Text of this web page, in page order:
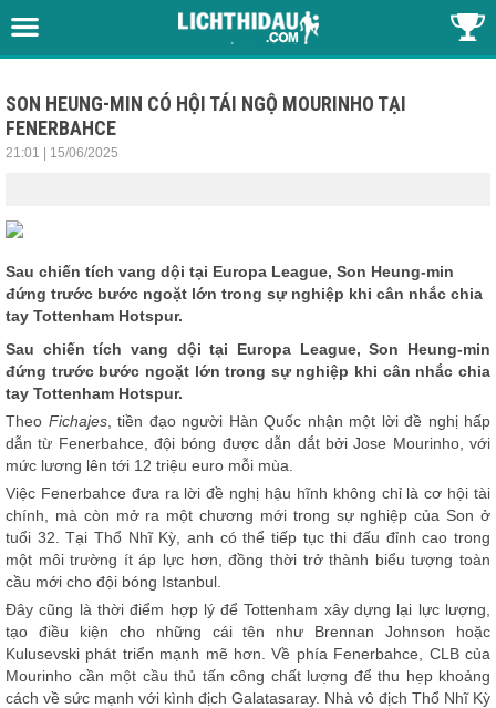
SON HEUNG-MIN CÓ HỘI TÁI NGỘ MOURINHO TẠI
FENERBAHCE
21:01 | 15/06/2025
Sau chiến tích vang dội tại Europa League, Son Heung-min
đứng trước bước ngoặt lớn trong sự nghiệp khi cân nhắc chia
tay Tottenham Hotspur.
Sau chiến tích vang dội tại Europa League, Son Heung-min
đứng trước bước ngoặt lớn trong sự nghiệp khi cân nhắc chia
tay Tottenham Hotspur.
Theo Fichajes, tiền đạo người Hàn Quốc nhận một lời đề nghị hấp
dẫn từ Fenerbahce, đội bóng được dẫn dắt bởi Jose Mourinho, với
mức lương lên tới 12 triệu euro mỗi mùa.
Việc Fenerbahce đưa ra lời đề nghị hậu hĩnh không chỉ là cơ hội tài
chính, mà còn mở ra một chương mới trong sự nghiệp của Son ở
tuổi 32. Tại Thổ Nhĩ Kỳ, anh có thể tiếp tục thi đấu đỉnh cao trong
một môi trường ít áp lực hơn, đồng thời trở thành biểu tượng toàn
cầu mới cho đội bóng Istanbul.
Đây cũng là thời điểm hợp lý để Tottenham xây dựng lại lực lượng,
tạo điều kiện cho những cái tên như Brennan Johnson hoặc
Kulusevski phát triển mạnh mẽ hơn. Về phía Fenerbahce, CLB của
Mourinho cần một cầu thủ tấn công chất lượng để thu hẹp khoảng
cách về sức mạnh với kình địch Galatasaray. Nhà vô địch Thổ Nhĩ Kỳ